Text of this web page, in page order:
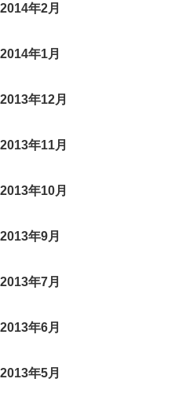
2014年2月
2014年1月
2013年12月
2013年11月
2013年10月
2013年9月
2013年7月
2013年6月
2013年5月